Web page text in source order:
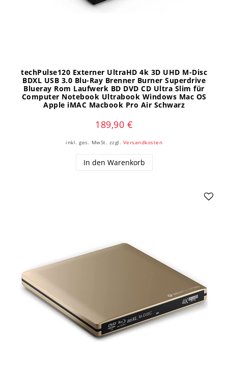
techPulse120 Externer UltraHD 4k 3D UHD M-Disc
BDXL USB 3.0 Blu-Ray Brenner Burner Superdrive
Blueray Rom Laufwerk BD DVD CD Ultra Slim für
Computer Notebook Ultrabook Windows Mac OS
Apple iMAC Macbook Pro Air Schwarz
189,90 €
inkl. ges. MwSt. zzgl. Versandkosten
In den Warenkorb